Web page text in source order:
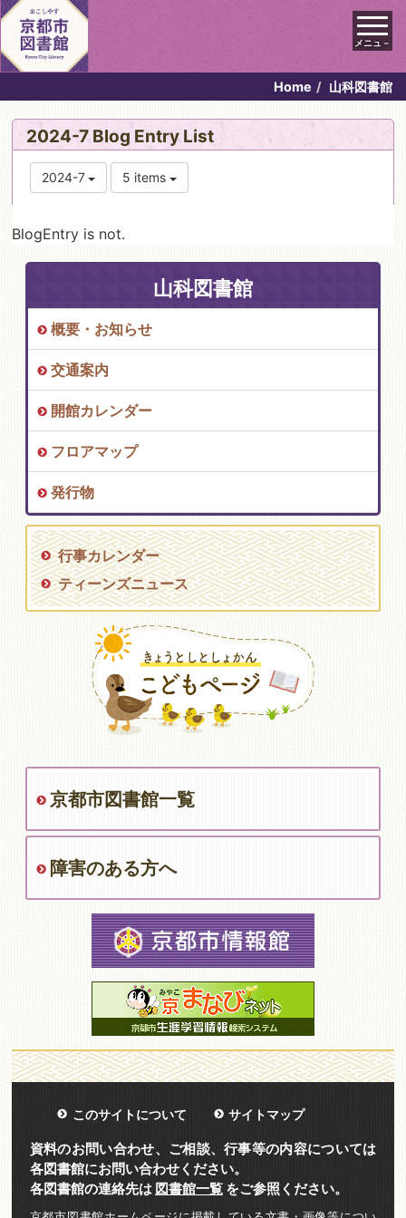
メニュ－
Home 山科図書館
2024-7 Blog Entry List
2024-7 5 items
BlogEntry is not.
山科図書館
概要・お知らせ
交通案内
開館カレンダー
フロアマップ
発行物
行事カレンダー
ティーンズニュース
京都市図書館一覧
障害のある方へ
このサイトについて サイトマップ
資料のお問い合わせ、ご相談、行事等の内容については
各図書館にお問い合わせください。
各図書館の連絡先は 図書館一覧をご参照ください。